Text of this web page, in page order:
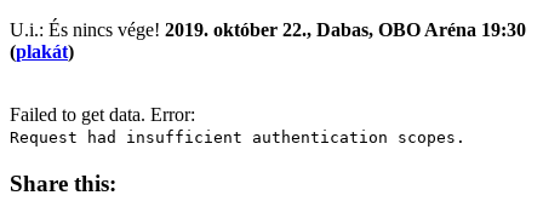
U.i.: És nincs vége! 2019. október 22., Dabas, OBO Aréna 19:30
(plakát)
Failed to get data. Error:
Request had insufficient authentication scopes.
Share this: